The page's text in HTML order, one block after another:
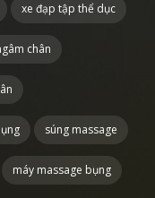
xe đạp tập thể dục
chân
súng massage
máy massage bụng